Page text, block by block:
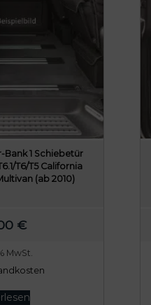
1 Schiebetür
T6/T5 California
(ab 2010)
€
MwSt.